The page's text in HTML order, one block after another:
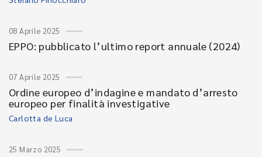
08 Aprile 2025
EPPO: pubblicato l’ultimo report annuale (2024)
07 Aprile 2025
Ordine europeo d’indagine e mandato d’arresto
europeo per finalità investigative
Carlotta de Luca
25 Marzo 2025